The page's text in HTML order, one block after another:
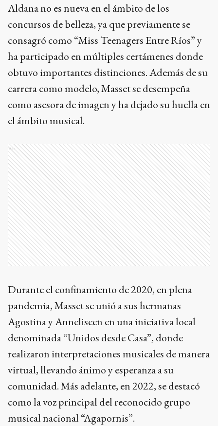
Aldana no es nueva en el ámbito de los
concursos de belleza, ya que previamente se
consagró como “Miss Teenagers Entre Ríos” y
ha participado en múltiples certámenes donde
obtuvo importantes distinciones. Además de su
carrera como modelo, Masset se desempeña
como asesora de imagen y ha dejado su huella en
el ámbito musical.
Ads
Durante el confinamiento de 2020, en plena
pandemia, Masset se unió a sus hermanas
Agostina y Anneliseen en una iniciativa local
denominada “Unidos desde Casa”, donde
realizaron interpretaciones musicales de manera
virtual, llevando ánimo y esperanza a su
comunidad. Más adelante, en 2022, se destacó
como la voz principal del reconocido grupo
musical nacional “Agapornis”.